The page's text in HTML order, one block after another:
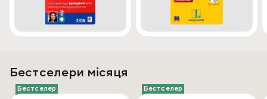
Бестселери місяця
Бестселер
Бестселер